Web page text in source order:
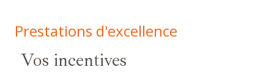
Prestations d'excellence
Vos incentives